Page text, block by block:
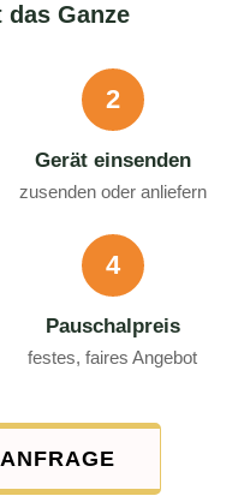
Ganze
2
Gerät einsenden
zusenden oder anliefern
4
Pauschalpreis
festes, faires Angebot